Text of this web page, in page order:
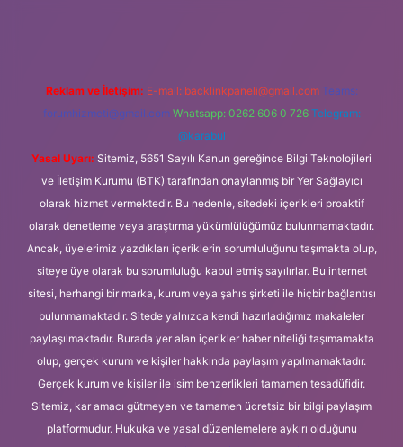
Reklam ve İletişim: E-mail: backlinkpaneli@gmail.com Teams:
forumhizmeti@gmail.com Whatsapp: 0262 606 0 726 Telegram:
@karabul
Yasal Uyarı: Sitemiz, 5651 Sayılı Kanun gereğince Bilgi Teknolojileri
ve İletişim Kurumu (BTK) tarafından onaylanmış bir Yer Sağlayıcı
olarak hizmet vermektedir. Bu nedenle, sitedeki içerikleri proaktif
olarak denetleme veya araştırma yükümlülüğümüz bulunmamaktadır.
Ancak, üyelerimiz yazdıkları içeriklerin sorumluluğunu taşımakta olup,
siteye üye olarak bu sorumluluğu kabul etmiş sayılırlar. Bu internet
sitesi, herhangi bir marka, kurum veya şahıs şirketi ile hiçbir bağlantısı
bulunmamaktadır. Sitede yalnızca kendi hazırladığımız makaleler
paylaşılmaktadır. Burada yer alan içerikler haber niteliği taşımamakta
olup, gerçek kurum ve kişiler hakkında paylaşım yapılmamaktadır.
Gerçek kurum ve kişiler ile isim benzerlikleri tamamen tesadüfidir.
Sitemiz, kar amacı gütmeyen ve tamamen ücretsiz bir bilgi paylaşım
platformudur. Hukuka ve yasal düzenlemelere aykırı olduğunu